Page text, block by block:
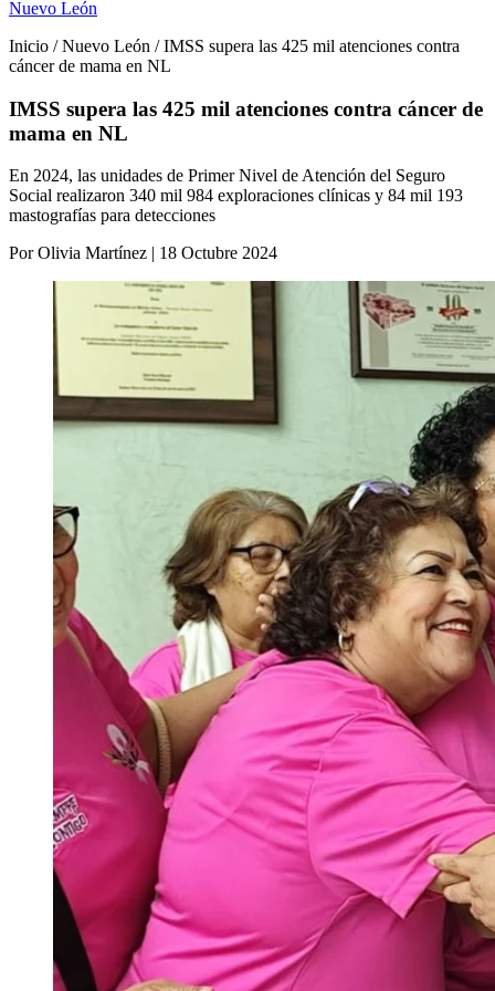
Nuevo León
Inicio / Nuevo León / IMSS supera las 425 mil atenciones contra
cáncer de mama en NL
IMSS supera las 425 mil atenciones contra cáncer de
mama en NL
En 2024, las unidades de Primer Nivel de Atención del Seguro
Social realizaron 340 mil 984 exploraciones clínicas y 84 mil 193
mastografías para detecciones
Por Olivia Martínez | 18 Octubre 2024